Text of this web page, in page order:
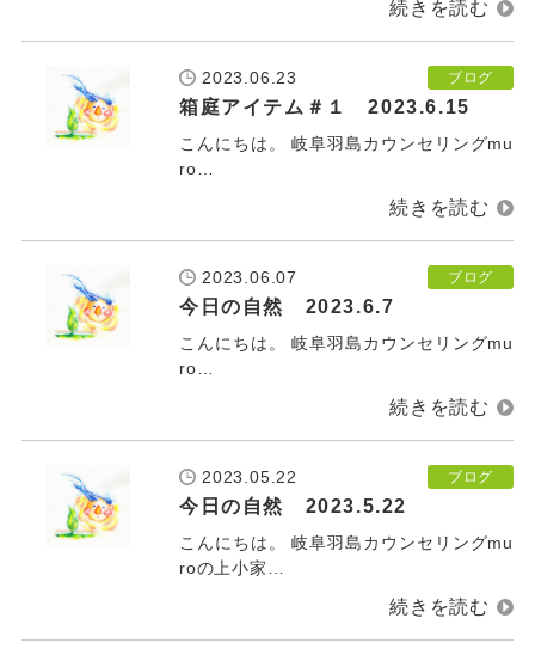
2023.06.23 ブログ
箱庭アイテム＃１ 2023.6.15
こんにちは。 岐阜羽島カウンセリングmu
ro…
2023.06.07 ブログ
今日の自然 2023.6.7
こんにちは。 岐阜羽島カウンセリングmu
ro…
2023.05.22 ブログ
今日の自然 2023.5.22
こんにちは。 岐阜羽島カウンセリングmu
roの上小家…